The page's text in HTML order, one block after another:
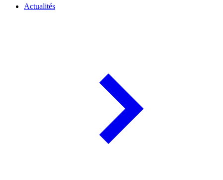
Actualités